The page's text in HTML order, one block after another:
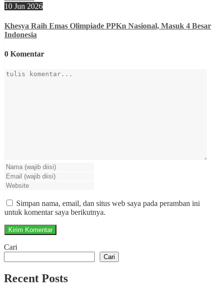
10 Jun 2026
Khesya Raih Emas Olimpiade PPKn Nasional, Masuk 4 Besar
Indonesia
0 Komentar
Simpan nama, email, dan situs web saya pada peramban ini
untuk komentar saya berikutnya.
Cari
Cari
Recent Posts